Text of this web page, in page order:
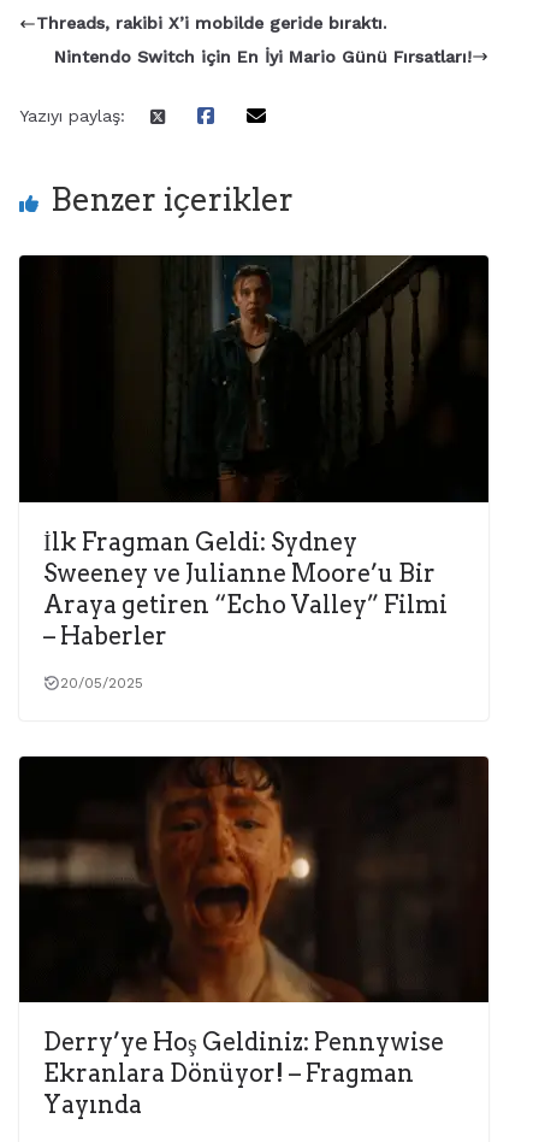
Threads, rakibi X’i mobilde geride bıraktı.
Nintendo Switch için En İyi Mario Günü Fırsatları!
Yazıyı paylaş:
Benzer içerikler
İlk Fragman Geldi: Sydney
Sweeney ve Julianne Moore’u Bir
Araya getiren “Echo Valley” Filmi
– Haberler
20/05/2025
Derry’ye Hoş Geldiniz: Pennywise
Ekranlara Dönüyor! – Fragman
Yayında